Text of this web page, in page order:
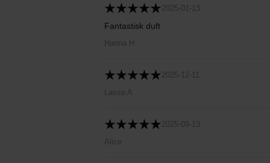
2025-01-13
Fantastisk duft
Hanna H
2025-12-11
Lasse A
2025-09-13
Alice